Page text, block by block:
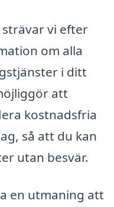
strävar vi efter
om alla
i ditt
att
kostnadsfria
så att du kan
utan besvär.
en utmaning att